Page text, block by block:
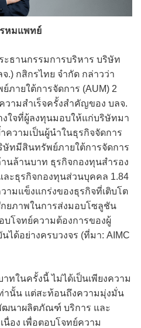
หมแพทย์
ะธานกรรมการบริหาร บริษัท
.) กสิกรไทย จำกัด กล่าวว่า
ภายใต้การจัดการ (AUM) 2
ามสำเร็จครั้งสำคัญของ บลจ.
ใจที่ผู้ลงทุนมอบให้แก่บริษัทมา
ความเป็นผู้นำในธุรกิจจัดการ
ทมีสินทรัพย์ภายใต้การจัดการ
นล้านบาท ธุรกิจกองทุนสำรอง
ละธุรกิจกองทุนส่วนบุคคล 1.84
มแข็งแกร่งของธุรกิจที่เติบโต
ยภาพในการส่งมอบโซลูชัน
โจทย์ความต้องการของผู้
ได้อย่างครบวงจร (ที่มา: AIMC
ทในครั้งนี้ ไม่ได้เป็นเพียงความ
ท่านั้น แต่สะท้อนถึงความมุ่งมั่น
ฒนาผลิตภัณฑ์ บริการ และ
อง เพื่อตอบโจทย์ความ